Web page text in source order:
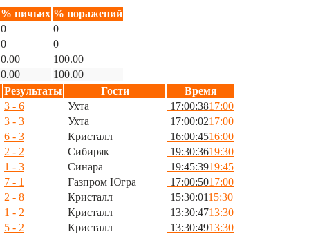
% ничьих % поражений
0
0
0
0
0.00
100.00
0.00
100.00
Результаты Гости
Время
3 - 6 Ухта 17:00:3817:00
3 - 3 Ухта 17:00:0217:00
6 - 3 Кристалл 16:00:4516:00
2 - 2 Сибиряк 19:30:3619:30
1 - 3 Синара 19:45:3919:45
7 - 1 Газпром Югра 17:00:5017:00
2 - 8 Кристалл 15:30:0115:30
1 - 2 Кристалл 13:30:4713:30
5 - 2 Кристалл 13:30:4913:30